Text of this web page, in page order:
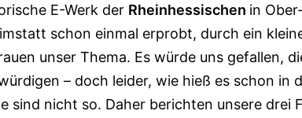
E-Werk der Rheinhessischen in
schon einmal erprobt, durch ein
unser Thema. Es würde uns gefallen,
– doch leider, wie hieß es schon in
sind nicht so. Daher berichten unsere drei